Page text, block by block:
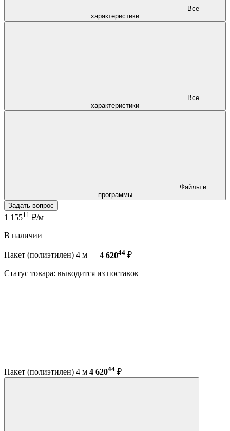
характеристики
характеристики
программы
Задать вопрос
1 15511 ₽/м
В наличии
Пакет (полиэтилен) 4 м — 4 62044 ₽
Статус товара: выводится из поставок
Пакет (полиэтилен) 4 м 4 62044 ₽